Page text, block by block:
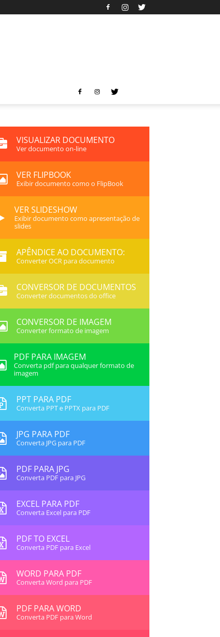
VISUALIZAR DOCUMENTO
Ver documento on-line
VER FLIPBOOK
Exibir documento como o FlipBook
VER SLIDESHOW
Exibir documento como apresentação de
slides
APÊNDICE AO DOCUMENTO:
Converter OCR para documento
CONVERSOR DE DOCUMENTOS
Converter documentos do office
CONVERSOR DE IMAGEM
Converter formato de imagem
PDF PARA IMAGEM
Converta pdf para qualquer formato de
imagem
PPT PARA PDF
Converta PPT e PPTX para PDF
JPG PARA PDF
Converta JPG para PDF
PDF PARA JPG
Converta PDF para JPG
EXCEL PARA PDF
Converta Excel para PDF
PDF TO EXCEL
Converta PDF para Excel
WORD PARA PDF
Converta Word para PDF
PDF PARA WORD
Converta PDF para Word